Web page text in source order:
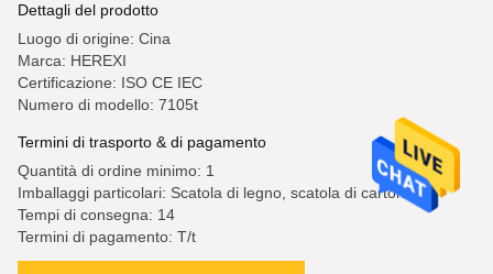
Dettagli del prodotto
Luogo di origine: Cina
Marca: HEREXI
Certificazione: ISO CE IEC
Numero di modello: 7105t
Termini di trasporto & di pagamento
Quantità di ordine minimo: 1
Imballaggi particolari: Scatola di legno, scatola di cartone
Tempi di consegna: 14
Termini di pagamento: T/t